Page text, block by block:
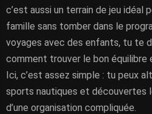
c’est aussi un terrain de jeu idéal
famille sans tomber dans le
voyages avec des enfants, tu te
comment trouver le bon
Ici, c’est assez simple : tu peux
sports nautiques et découvertes
d’une organisation compliquée.